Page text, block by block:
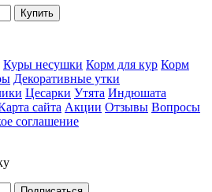
Куры несушки Корм для кур Корм
Декоративные утки
Цесарки Утята Индюшата
сайта Акции Отзывы Вопросы
соглашение